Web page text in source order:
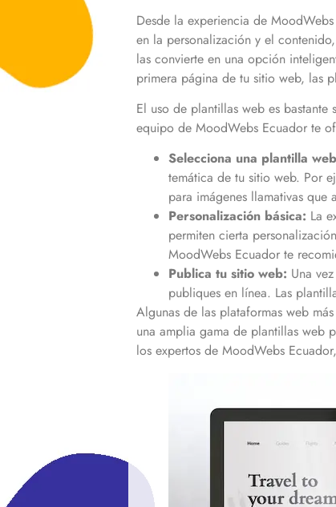
Desde la experiencia de
en la personalización y el
las convierte en una opción
primera página de tu sitio web, las
El uso de plantillas web es
equipo de MoodWebs Ecuador te
Selecciona una plantilla
temática de tu sitio web. Por
para imágenes llamativas
Personalización básica: La
permiten cierta
MoodWebs Ecuador te
Publica tu sitio web: Una
publiques en línea. Las
Algunas de las plataformas web
una amplia gama de plantillas web
los expertos de MoodWebs